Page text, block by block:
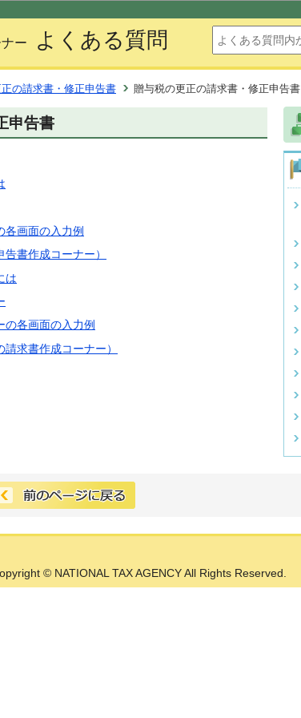
ー よくある質問
の請求書・修正申告書 贈与税の更正の請求書・修正申告書
申告書
各画面の入力例
書作成コーナー）
は
の各画面の入力例
求書作成コーナー）
© NATIONAL TAX AGENCY All Rights Reserved.